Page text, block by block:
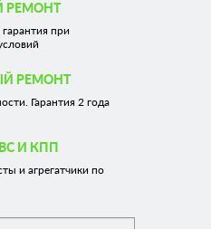
РЕМОНТ
при
РЕМОНТ
Гарантия 2 года
И КПП
и агрегатчики по